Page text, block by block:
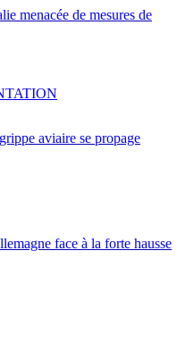
menacée de mesures de
aviaire se propage
face à la forte hausse